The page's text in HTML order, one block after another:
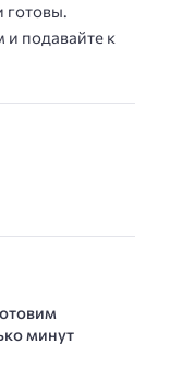
готовы.
подавайте к
минут